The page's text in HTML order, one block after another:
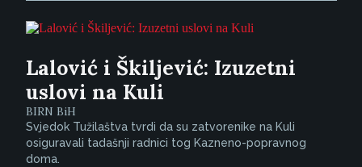
Lalović i Škiljević: Izuzetni
uslovi na Kuli
BIRN BiH
Svjedok Tužilaštva tvrdi da su zatvorenike na Kuli
osiguravali tadašnji radnici tog Kazneno-popravnog
doma.